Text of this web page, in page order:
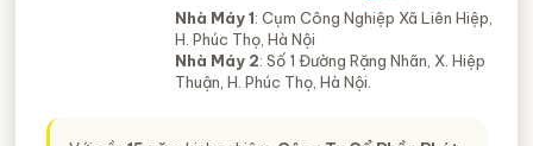
Nhà Máy 1: Cụm Công Nghiệp Xã Liên Hiệp,
H. Phúc Thọ, Hà Nội
Nhà Máy 2: Số 1 Đường Rặng Nhãn, X. Hiệp
Thuận, H. Phúc Thọ, Hà Nội.